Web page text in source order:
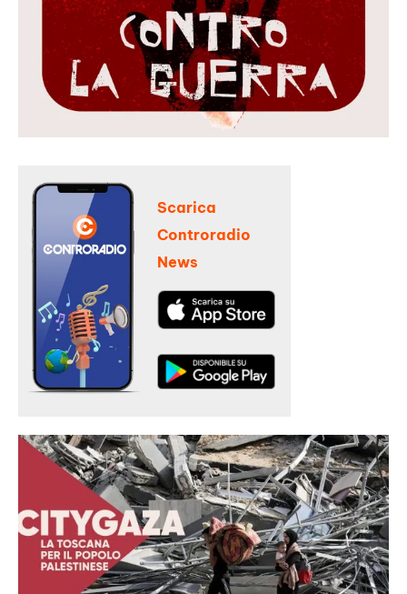
Scarica
Controradio
News